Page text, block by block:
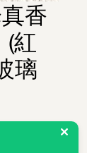
香
(紅
璃